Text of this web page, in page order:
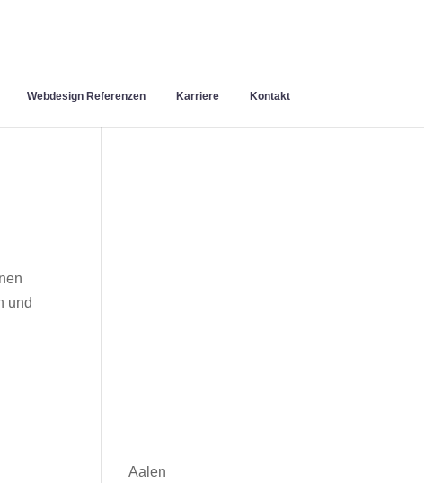
Webdesign Referenzen Karriere Kontakt
und
Aalen